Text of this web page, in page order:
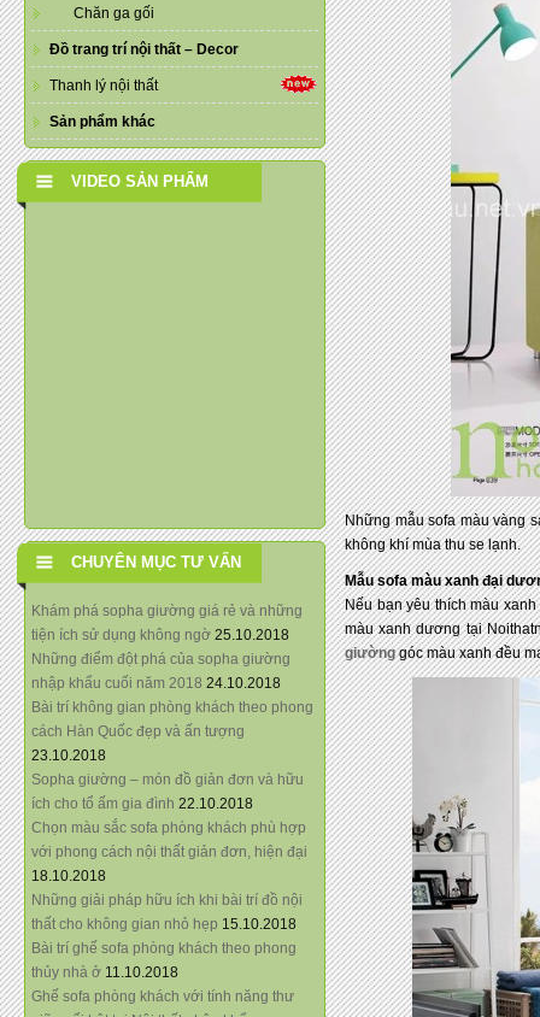
Chăn ga gối
Đồ trang trí nội thất – Decor
Thanh lý nội thất
Sản phẩm khác
VIDEO SẢN PHẨM
CHUYÊN MỤC TƯ VẤN
Khám phá sopha giường giá rẻ và những
tiện ích sử dụng không ngờ 25.10.2018
Những điểm đột phá của sopha giường
nhập khẩu cuối năm 2018 24.10.2018
Bài trí không gian phòng khách theo phong
cách Hàn Quốc đẹp và ấn tượng
23.10.2018
Sopha giường – món đồ giản đơn và hữu
ích cho tổ ấm gia đình 22.10.2018
Chọn màu sắc sofa phòng khách phù hợp
với phong cách nội thất giản đơn, hiện đại
18.10.2018
Những giải pháp hữu ích khi bài trí đồ nội
thất cho không gian nhỏ hẹp 15.10.2018
Bài trí ghế sofa phòng khách theo phong
thủy nhà ở 11.10.2018
Ghế sofa phòng khách với tính năng thư
Những mẫu sofa màu vàng
không khí mùa thu se lạnh.
Mẫu sofa màu xanh đại
Nếu bạn yêu thích màu
màu xanh dương tại
giườnggóc màu xanh đều